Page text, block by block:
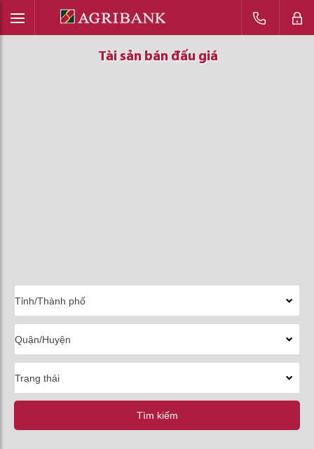
Tài sản bán đấu giá
Tài sản bán đấu giá
Tài sản bán đấu giá
Tìm kiếm